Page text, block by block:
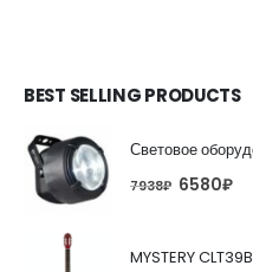
BEST SELLING PRODUCTS
Световое
7938₽ 6580₽
MYSTERY